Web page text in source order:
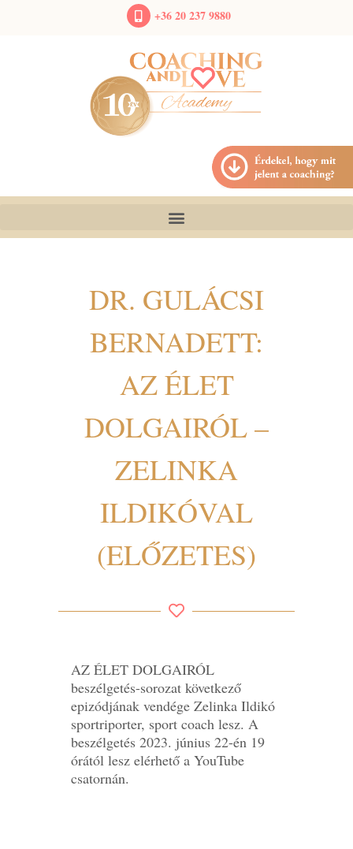
+36 20 237 9880
DR. GULÁCSI
BERNADETT:
AZ ÉLET
DOLGAIRÓL –
ZELINKA
ILDIKÓVAL
(ELŐZETES)
AZ ÉLET DOLGAIRÓL
beszélgetés-sorozat következő
epizódjának vendége Zelinka Ildikó
sportriporter, sport coach lesz. A
beszélgetés 2023. június 22-én 19
órától lesz elérhető a YouTube
csatornán.